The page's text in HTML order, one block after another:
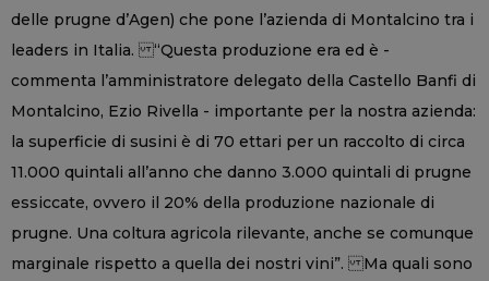
delle prugne d’Agen) che pone l’azienda di Montalcino tra i
leaders in Italia. “Questa produzione era ed è -
commenta l’amministratore delegato della Castello Banfi di
Montalcino, Ezio Rivella - importante per la nostra azienda:
la superficie di susini è di 70 ettari per un raccolto di circa
11.000 quintali all’anno che danno 3.000 quintali di prugne
essiccate, ovvero il 20% della produzione nazionale di
prugne. Una coltura agricola rilevante, anche se comunque
marginale rispetto a quella dei nostri vini”. Ma quali sono